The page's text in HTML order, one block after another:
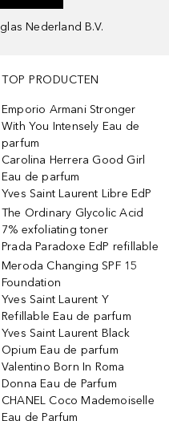
Nederland B.V.
TOP PRODUCTEN
Emporio Armani Stronger
With You Intensely Eau de
parfum
Carolina Herrera Good Girl
Eau de parfum
Yves Saint Laurent Libre EdP
The Ordinary Glycolic Acid
7% exfoliating toner
Prada Paradoxe EdP refillable
Meroda Changing SPF 15
Foundation
Yves Saint Laurent Y
Refillable Eau de parfum
Yves Saint Laurent Black
Opium Eau de parfum
Valentino Born In Roma
Donna Eau de Parfum
CHANEL Coco Mademoiselle
Eau de Parfum